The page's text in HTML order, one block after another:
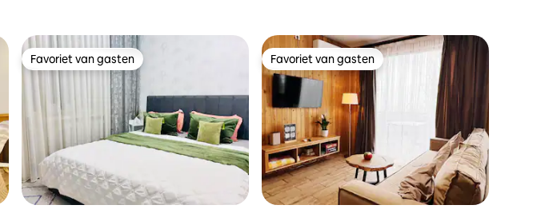
Favoriet van gasten
Favoriet van gasten Favoriet van gasten
Favoriet van gasten